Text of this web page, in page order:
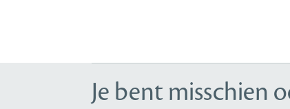
Je bent misschien